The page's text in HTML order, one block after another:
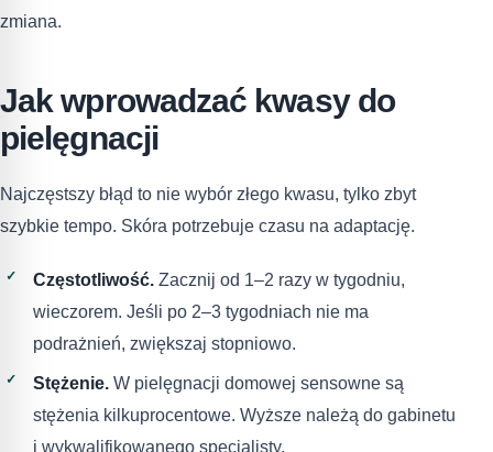
zmiana.
Jak wprowadzać kwasy do
pielęgnacji
Najczęstszy błąd to nie wybór złego kwasu, tylko zbyt
szybkie tempo. Skóra potrzebuje czasu na adaptację.
Częstotliwość. Zacznij od 1–2 razy w tygodniu,
wieczorem. Jeśli po 2–3 tygodniach nie ma
podrażnień, zwiększaj stopniowo.
Stężenie. W pielęgnacji domowej sensowne są
stężenia kilkuprocentowe. Wyższe należą do gabinetu
i wykwalifikowanego specjalisty.